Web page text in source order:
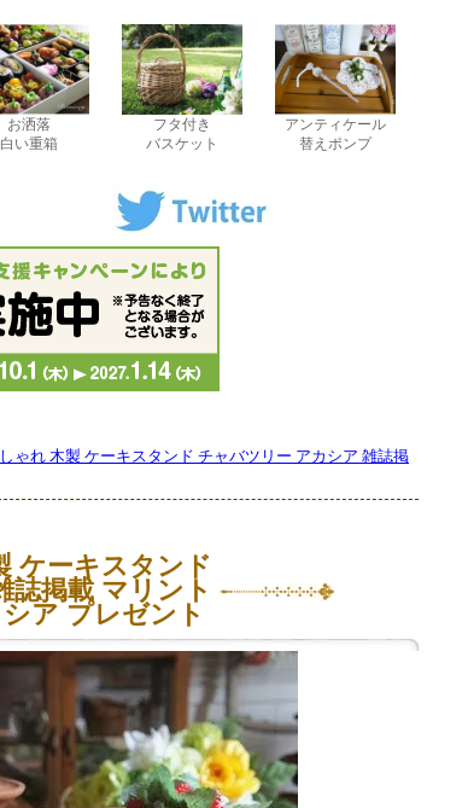
お洒落
白い重箱
フタ付き
バスケット
アンティケール
替えポンプ
ゃれ 木製 ケーキスタンド チャバツリー アカシア 雑誌掲
ケーキスタンド
誌掲載 マリント
ア プレゼント